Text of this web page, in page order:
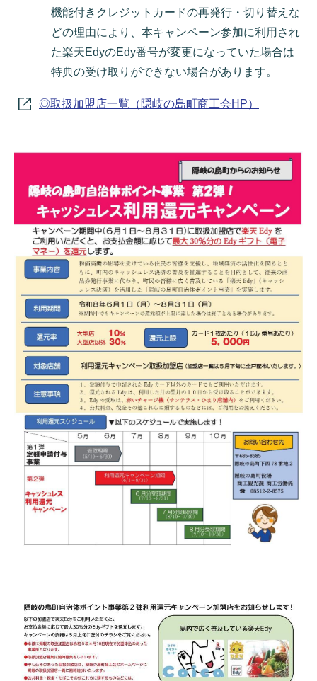
機能付きクレジットカードの再発行・切り替えな
どの理由により、本キャンペーン参加に利用され
た楽天EdyのEdy番号が変更になっていた場合は
特典の受け取りができない場合があります。
◎取扱加盟店一覧（隠岐の島町商工会HP）